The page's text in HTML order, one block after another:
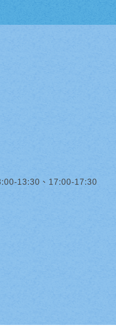
13:30、17:00-17:30